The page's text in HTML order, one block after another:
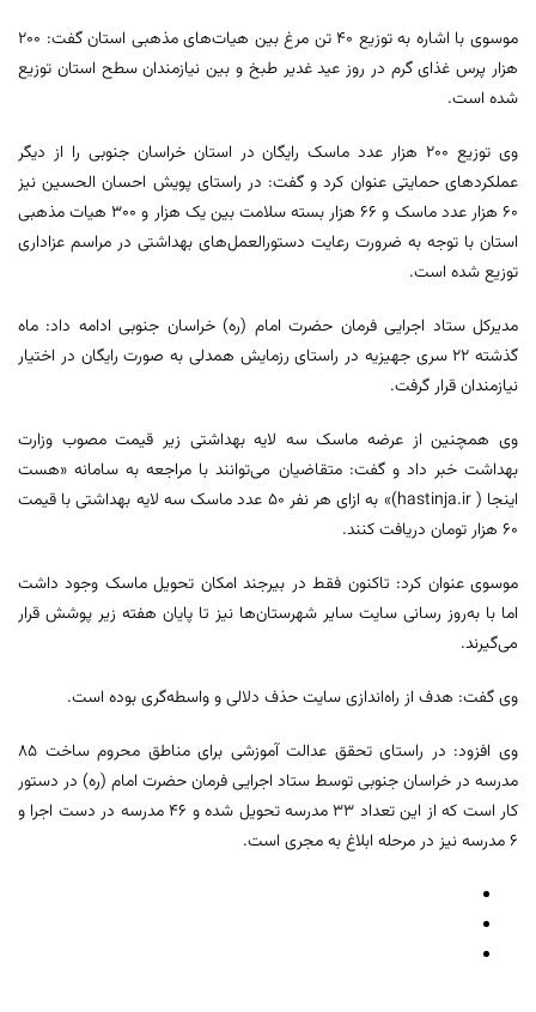
موسوی با اشاره به توزیع ۴۰ تن مرغ بین هیات‌های مذهبی استان گفت: ۲۰۰
هزار پرس غذای گرم در روز عید غدیر طبخ و بین نیازمندان سطح استان توزیع
شده است.
وی توزیع ۲۰۰ هزار عدد ماسک رایگان در استان خراسان جنوبی را از دیگر
عملکردهای حمایتی عنوان کرد و گفت: در راستای پویش احسان الحسین نیز
۶۰ هزار عدد ماسک و ۶۶ هزار بسته سلامت بین یک هزار و ۳۰۰ هیات مذهبی
استان با توجه به ضرورت رعایت دستورالعمل‌های بهداشتی در مراسم عزاداری
توزیع شده است.
مدیرکل ستاد اجرایی فرمان حضرت امام (ره) خراسان جنوبی ادامه داد: ماه
گذشته ۲۲ سری جهیزیه در راستای رزمایش همدلی به صورت رایگان در اختیار
نیازمندان قرار گرفت.
وی همچنین از عرضه ماسک سه‌ لایه بهداشتی زیر قیمت مصوب وزارت
بهداشت خبر داد و گفت: متقاضیان می‌توانند با مراجعه به سامانه «هست
اینجا ( hastinja.ir)» به ازای هر نفر ۵۰ عدد ماسک سه لایه‌ بهداشتی با قیمت
۶۰ هزار تومان دریافت کنند.
موسوی عنوان کرد: تاکنون فقط در بیرجند امکان تحویل ماسک وجود داشت
اما با به‌روز رسانی سایت سایر شهرستان‌ها نیز تا پایان هفته زیر پوشش قرار
می‌گیرند.
وی گفت: هدف از راه‌اندازی سایت حذف دلالی و واسطه‌گری بوده است.
وی افزود: در راستای تحقق عدالت آموزشی برای مناطق محروم ساخت ۸۵
مدرسه در خراسان جنوبی توسط ستاد اجرایی فرمان حضرت امام (ره) در دستور
کار است که از این تعداد ۳۳ مدرسه تحویل شده و ۴۶ مدرسه در دست اجرا و
۶ مدرسه نیز در مرحله ابلاغ به مجری است.